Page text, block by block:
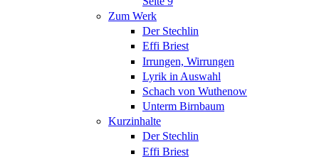
Zum Werk
Der Stechlin
Effi Briest
Irrungen, Wirrungen
Lyrik in Auswahl
Schach von Wuthenow
Unterm Birnbaum
Kurzinhalte
Der Stechlin
Effi Briest